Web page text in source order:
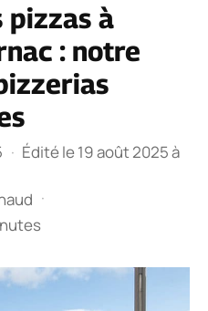
pizzas à
: notre
· Édité le 19 août 2025 à
·